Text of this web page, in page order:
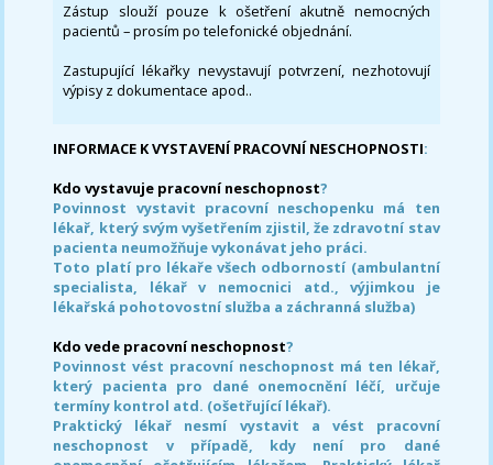
Zástup slouží pouze k ošetření akutně nemocných
pacientů – prosím po telefonické objednání.
Zastupující lékařky nevystavují potvrzení, nezhotovují
výpisy z dokumentace apod..
INFORMACE K VYSTAVENÍ PRACOVNÍ NESCHOPNOSTI:
Kdo vystavuje pracovní neschopnost?
Povinnost vystavit pracovní neschopenku má ten
lékař, který svým vyšetřením zjistil, že zdravotní stav
pacienta neumožňuje vykonávat jeho práci.
Toto platí pro lékaře všech odborností (ambulantní
specialista, lékař v nemocnici atd., výjimkou je
lékařská pohotovostní služba a záchranná služba)
Kdo vede pracovní neschopnost?
Povinnost vést pracovní neschopnost má ten lékař,
který pacienta pro dané onemocnění léčí, určuje
termíny kontrol atd. (ošetřující lékař).
Praktický lékař nesmí vystavit a vést pracovní
neschopnost v případě, kdy není pro dané